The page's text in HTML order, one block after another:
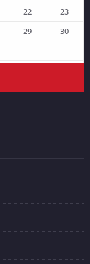
22
23
29
30